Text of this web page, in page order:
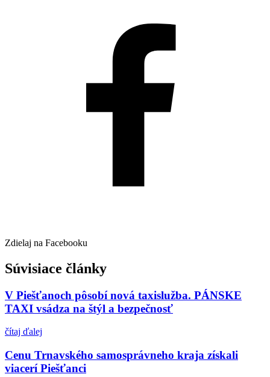
Zdielaj na Facebooku
Súvisiace články
V Piešťanoch pôsobí nová taxislužba. PÁNSKE
TAXI vsádza na štýl a bezpečnosť
čítaj ďalej
Cenu Trnavského samosprávneho kraja získali
viacerí Piešťanci